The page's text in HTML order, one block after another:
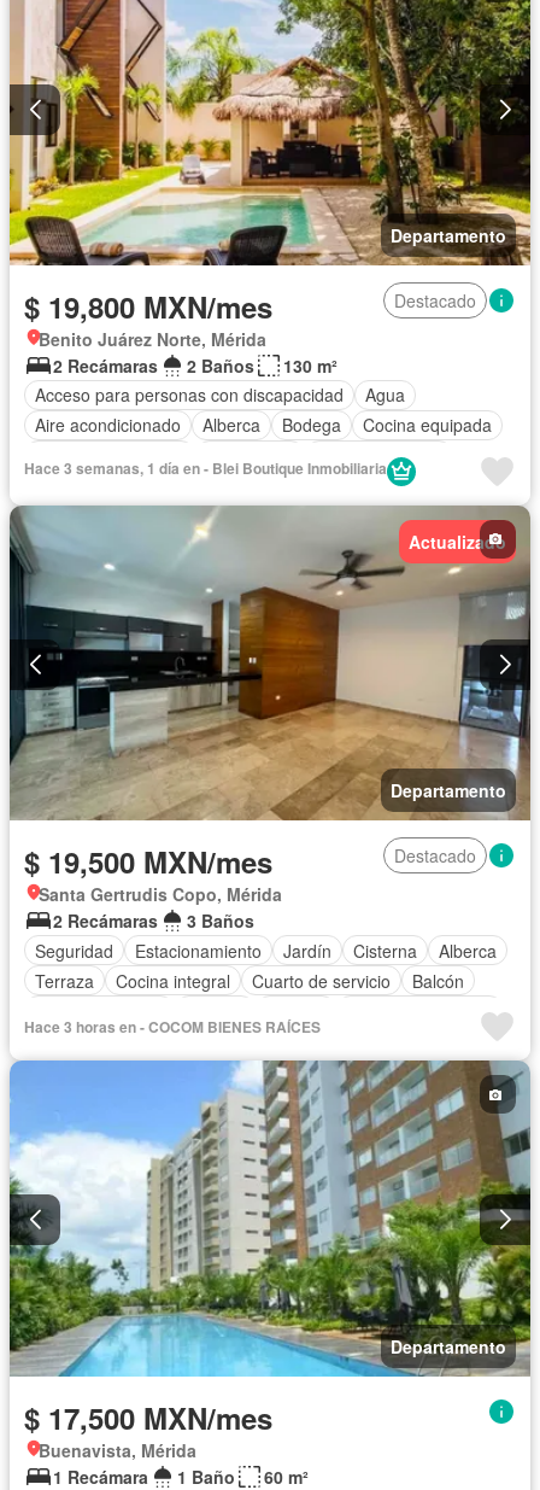
Departamento
$ 19,800 MXN/mes
Destacado
Benito Juárez Norte, Mérida
2 Recámaras
2 Baños
130 m²
Acceso para personas con discapacidad
Agua
Aire acondicionado
Alberca Bodega
Cocina equipada
Estacionamiento
Recámara con closet
Azotea
Televisión por cable
Zonas verdes
Permite niños
Sin amueblar
Hace 3 semanas, 1 día en - Blei Boutique Inmobiliaria
Actualizado
Departamento
$ 19,500 MXN/mes
Destacado
Santa Gertrudis Copo, Mérida
2 Recámaras
3 Baños
Seguridad
Estacionamiento Jardín Cisterna
Alberca
Terraza
Cocina integral Cuarto de servicio
Balcón
Aire acondicionado
Circuito cerrado de televisión
Electricidad
Vista panorámica
Recámara con closet
Permite mascotas
Parcialmente amueblado
Hace 3 horas en - COCOM BIENES RAÍCES
Departamento
$ 17,500 MXN/mes
Buenavista, Mérida
1 Recámara
1 Baño
60 m²